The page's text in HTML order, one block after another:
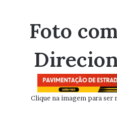
Foto
Clique na imagem para